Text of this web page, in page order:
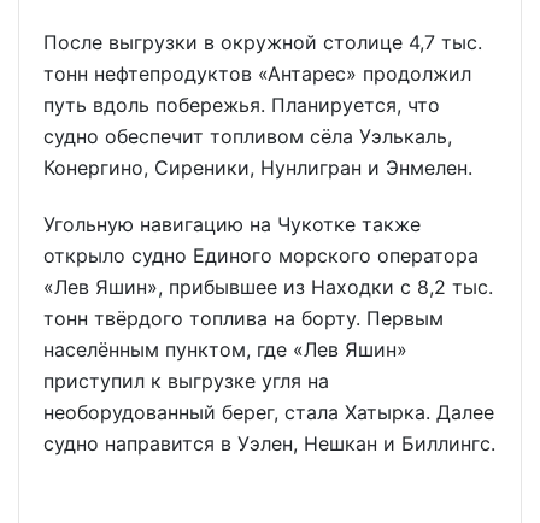
После выгрузки в окружной столице 4,7 тыс.
тонн нефтепродуктов «Антарес» продолжил
путь вдоль побережья. Планируется, что
судно обеспечит топливом сёла Уэлькаль,
Конергино, Сиреники, Нунлигран и Энмелен.
Угольную навигацию на Чукотке также
открыло судно Единого морского оператора
«Лев Яшин», прибывшее из Находки с 8,2 тыс.
тонн твёрдого топлива на борту. Первым
населённым пунктом, где «Лев Яшин»
приступил к выгрузке угля на
необорудованный берег, стала Хатырка. Далее
судно направится в Уэлен, Нешкан и Биллингс.